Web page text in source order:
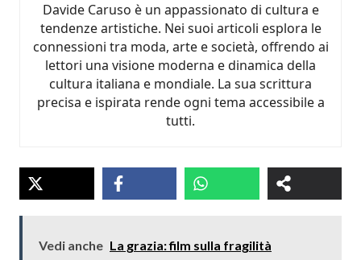
Davide Caruso è un appassionato di cultura e
tendenze artistiche. Nei suoi articoli esplora le
connessioni tra moda, arte e società, offrendo ai
lettori una visione moderna e dinamica della
cultura italiana e mondiale. La sua scrittura
precisa e ispirata rende ogni tema accessibile a
tutti.
Vedi anche La grazia: film sulla fragilità